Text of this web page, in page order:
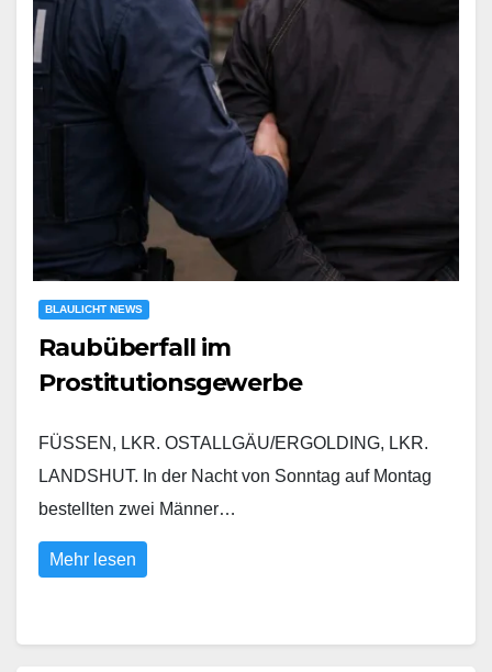
BLAULICHT NEWS
Raubüberfall im
Prostitutionsgewerbe
FÜSSEN, LKR. OSTALLGÄU/ERGOLDING, LKR.
LANDSHUT. In der Nacht von Sonntag auf Montag
bestellten zwei Männer…
Mehr lesen